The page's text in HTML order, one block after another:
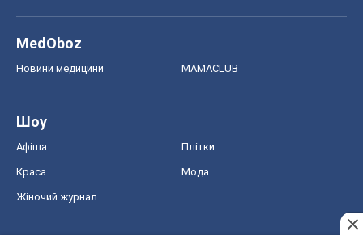
MedOboz
Новини медицини MAMACLUB
Шоу
Афіша Плітки
Краса Мода
Жіночий журнал